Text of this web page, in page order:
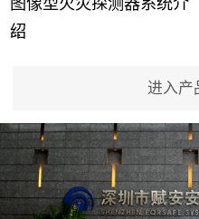
图像型火灾探测器系统介
绍
...
事故频发，传统的火灾探
测方法已无法满足要求。
尤其是目前众多的大型影
剧院、会议展览中心、体
进入产